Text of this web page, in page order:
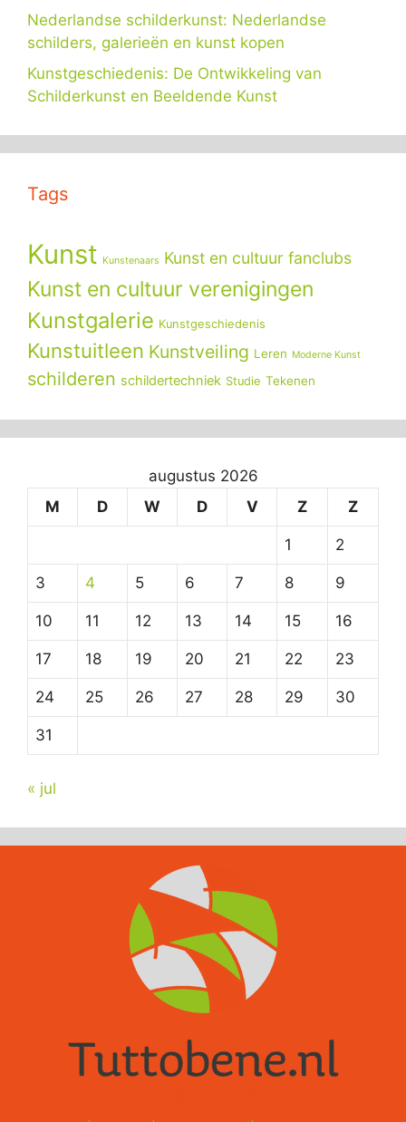
Nederlandse schilderkunst: Nederlandse
schilders, galerieën en kunst kopen
Kunstgeschiedenis: De Ontwikkeling van
Schilderkunst en Beeldende Kunst
Tags
Kunst Kunstenaars Kunst en cultuur fanclubs
Kunst en cultuur verenigingen
Kunstgalerie Kunstgeschiedenis
Kunstuitleen Kunstveiling Leren Moderne Kunst
schilderen schildertechniek Studie Tekenen
augustus 2026
M
D W D V Z Z
1 2
3 4 5 6 7 8 9
10 11 12 13 14 15 16
17 18 19 20 21 22 23
24 25 26 27 28 29 30
31
« jul